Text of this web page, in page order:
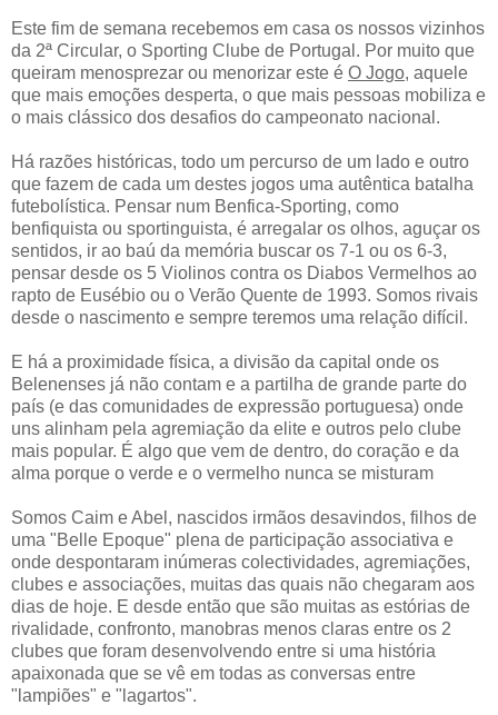
Este fim de semana recebemos em casa os nossos vizinhos
da 2ª Circular, o Sporting Clube de Portugal. Por muito que
queiram menosprezar ou menorizar este é O Jogo, aquele
que mais emoções desperta, o que mais pessoas mobiliza e
o mais clássico dos desafios do campeonato nacional.
Há razões históricas, todo um percurso de um lado e outro
que fazem de cada um destes jogos uma autêntica batalha
futebolística. Pensar num Benfica-Sporting, como
benfiquista ou sportinguista, é arregalar os olhos, aguçar os
sentidos, ir ao baú da memória buscar os 7-1 ou os 6-3,
pensar desde os 5 Violinos contra os Diabos Vermelhos ao
rapto de Eusébio ou o Verão Quente de 1993. Somos rivais
desde o nascimento e sempre teremos uma relação difícil.
E há a proximidade física, a divisão da capital onde os
Belenenses já não contam e a partilha de grande parte do
país (e das comunidades de expressão portuguesa) onde
uns alinham pela agremiação da elite e outros pelo clube
mais popular. É algo que vem de dentro, do coração e da
alma porque o verde e o vermelho nunca se misturam
Somos Caim e Abel, nascidos irmãos desavindos, filhos de
uma "Belle Epoque" plena de participação associativa e
onde despontaram inúmeras colectividades, agremiações,
clubes e associações, muitas das quais não chegaram aos
dias de hoje. E desde então que são muitas as estórias de
rivalidade, confronto, manobras menos claras entre os 2
clubes que foram desenvolvendo entre si uma história
apaixonada que se vê em todas as conversas entre
"lampiões" e "lagartos".